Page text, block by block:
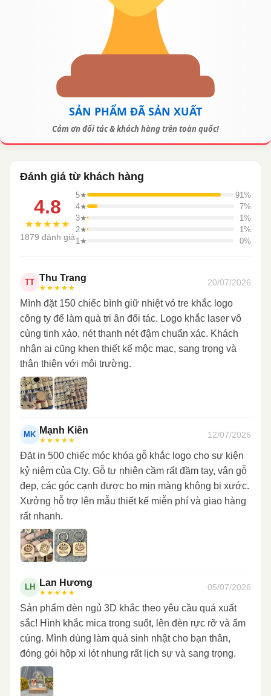
SẢN PHẨM ĐÃ SẢN XUẤT
Cảm ơn đối tác & khách hàng trên toàn quốc!
Đánh giá từ khách hàng
4.8
★★★★★
1879 đánh giá
5★
91%
4★
7%
3★
1%
2★
1%
1★
0%
TT Thu Trang
★★★★★
20/07/2026
Mình đặt 150 chiếc bình giữ nhiệt vỏ tre khắc logo
công ty để làm quà tri ân đối tác. Logo khắc laser vô
cùng tinh xảo, nét thanh nét đậm chuẩn xác. Khách
nhận ai cũng khen thiết kế mộc mạc, sang trọng và
thân thiện với môi trường.
MK Mạnh Kiên
★★★★★
12/07/2026
Đặt in 500 chiếc móc khóa gỗ khắc logo cho sự kiện
kỷ niệm của Cty. Gỗ tự nhiên cầm rất đầm tay, vân gỗ
đẹp, các góc cạnh được bo mịn màng không bị xước.
Xưởng hỗ trợ lên mẫu thiết kế miễn phí và giao hàng
rất nhanh.
LH Lan Hương
★★★★★
05/07/2026
Sản phẩm đèn ngủ 3D khắc theo yêu cầu quá xuất
sắc! Hình khắc mica trong suốt, lên đèn rực rỡ và ấm
cúng. Mình dùng làm quà sinh nhật cho bạn thân,
đóng gói hộp xi lót nhung rất lịch sự và sang trọng.